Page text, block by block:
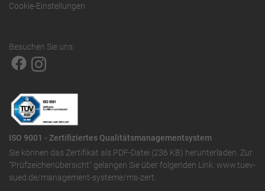
Cookie-Einstellungen
Besuchen Sie uns:
ISO 9001 - Zertifiziertes Qualitätsmanagementsystem
Sie können das Zertifikat als PDF-Datei (236 KB) herunterladen. Zur
"Prüfzeichenübersicht" gelangen Sie über folgenden Link: www.tuev-
sued.de/management-systeme/ms-zert